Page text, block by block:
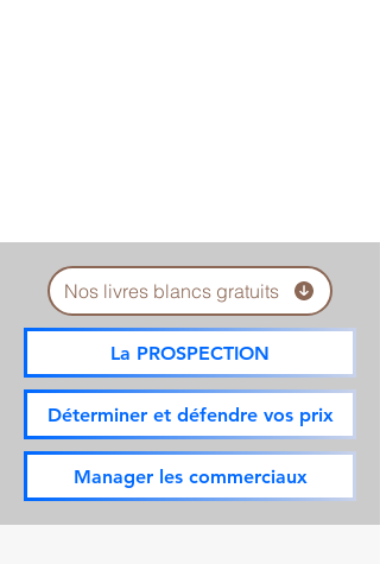
Nos livres blancs gratuits
La PROSPECTION
Déterminer et défendre vos prix
Manager les commerciaux